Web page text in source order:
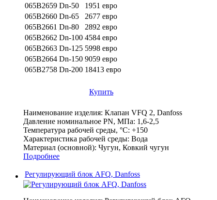
065B2659 Dn-50
1951 евро
065B2660 Dn-65
2677 евро
065B2661 Dn-80
2892 евро
065B2662 Dn-100 4584 евро
065B2663 Dn-125 5998 евро
065B2664 Dn-150 9059 евро
065B2758 Dn-200 18413 евро
Купить
Наименование изделия: Клапан VFQ 2, Danfoss
Давление номинальное PN, МПа: 1,6-2,5
Температура рабочей среды, °С: +150
Характеристика рабочей среды: Вода
Материал (основной): Чугун, Ковкий чугун
Подробнее
Регулирующий блок AFQ, Danfoss